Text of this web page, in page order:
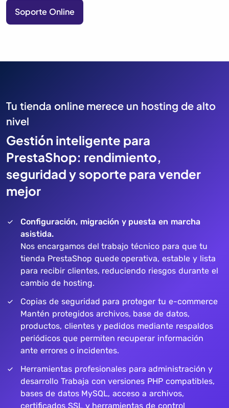
Soporte Online
Tu tienda online merece un hosting de alto
nivel
Gestión inteligente para
PrestaShop: rendimiento,
seguridad y soporte para vender
mejor
Configuración, migración y puesta en marcha
asistida.
Nos encargamos del trabajo técnico para que tu
tienda PrestaShop quede operativa, estable y lista
para recibir clientes, reduciendo riesgos durante el
cambio de hosting.
Copias de seguridad para proteger tu e-commerce
Mantén protegidos archivos, base de datos,
productos, clientes y pedidos mediante respaldos
periódicos que permiten recuperar información
ante errores o incidentes.
Herramientas profesionales para administración y
desarrollo Trabaja con versiones PHP compatibles,
bases de datos MySQL, acceso a archivos,
certificados SSL y herramientas de control